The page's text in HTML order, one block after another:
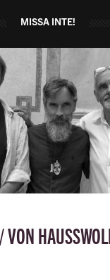
MISSA INTE!
VON